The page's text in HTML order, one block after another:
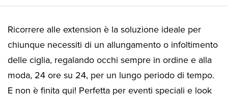
Ricorrere alle extension è la soluzione ideale per
chiunque necessiti di un allungamento o infoltimento
delle ciglia, regalando occhi sempre in ordine e alla
moda, 24 ore su 24, per un lungo periodo di tempo.
E non è finita qui! Perfetta per eventi speciali e look